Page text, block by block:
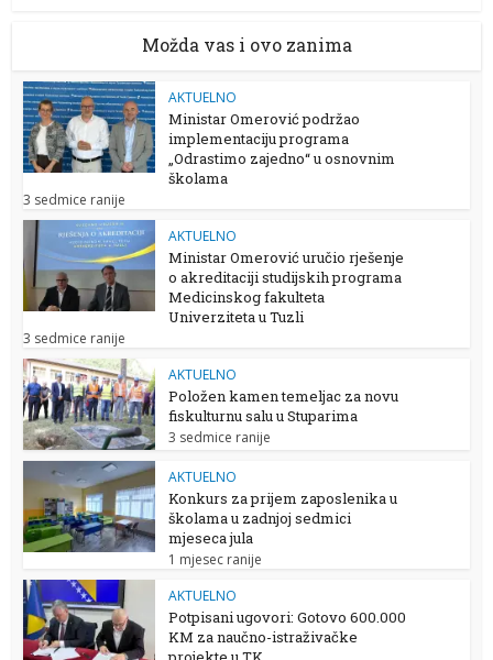
Možda vas i ovo zanima
AKTUELNO
Ministar Omerović podržao
implementaciju programa
„Odrastimo zajedno“ u osnovnim
školama
3 sedmice ranije
AKTUELNO
Ministar Omerović uručio rješenje
o akreditaciji studijskih programa
Medicinskog fakulteta
Univerziteta u Tuzli
3 sedmice ranije
AKTUELNO
Položen kamen temeljac za novu
fiskulturnu salu u Stuparima
3 sedmice ranije
AKTUELNO
Konkurs za prijem zaposlenika u
školama u zadnjoj sedmici
mjeseca jula
1 mjesec ranije
AKTUELNO
Potpisani ugovori: Gotovo 600.000
KM za naučno-istraživačke